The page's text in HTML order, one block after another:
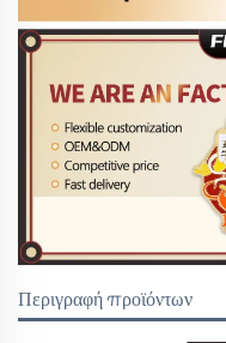
Περιγραφή προϊόντων